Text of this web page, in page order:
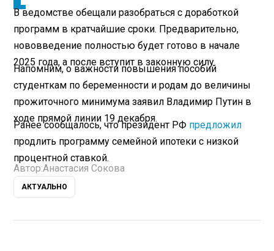
В ведомстве обещали разобраться с доработкой
программ в кратчайшие сроки. Предварительно,
нововведение полностью будет готово в начале
2025 года, а после вступит в законную силу.
Напомним, о важности повышения пособий
студенткам по беременности и родам до величины
прожиточного минимума заявил Владимир Путин в
ходе прямой линии 19 декабря.
Ранее сообщалось, что президент РФ предложил
продлить программу семейной ипотеки с низкой
процентной ставкой.
Автор:Анастасия Сокова
АКТУАЛЬНО